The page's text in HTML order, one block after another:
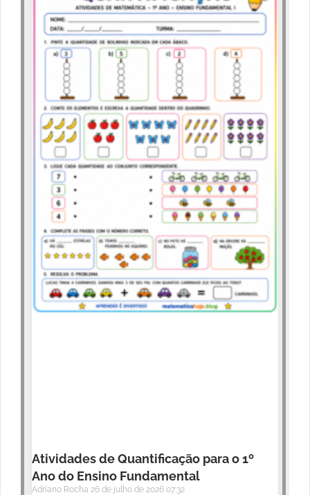
Atividades de Quantificação para o 1º
Ano do Ensino Fundamental
Adriano Rocha 26 de julho de 2026 07:32